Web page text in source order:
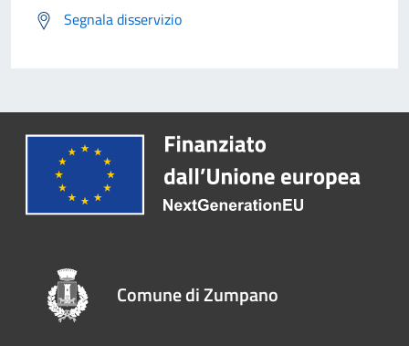
Segnala disservizio
Comune di Zumpano